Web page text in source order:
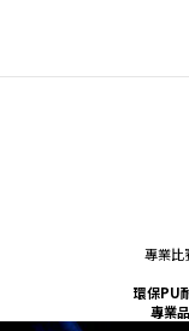
專業比
環保PU
專業